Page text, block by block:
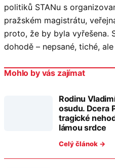
politiků STANu s
pražském magistrátu,
proto, že by byla vyřešena.
dohodě – nepsané, tiché,
Mohlo by vás zajímat
Rodinu
osudu. Dcera
tragické
lámou srdce
Celý článok →